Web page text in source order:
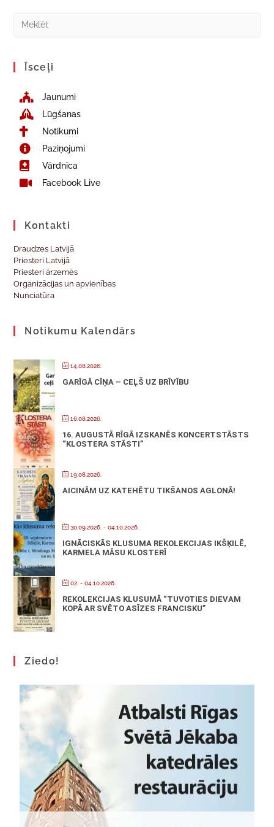
Īsceļi
Jaunumi
Lūgšanas
Notikumi
Paziņojumi
Vārdnīca
Facebook Live
Kontakti
Draudzes Latvijā
Priesteri Latvijā
Priesteri ārzemēs
Organizācijas un apvienības
Nunciatūra
Notikumu Kalendārs
14.08.2026.
GARĪGĀ CĪŅA – CEĻŠ UZ BRĪVĪBU
16.08.2026.
16. AUGUSTĀ RĪGĀ IZSKANĒS KONCERTSTĀSTS
“KLOSTERA STĀSTI”
19.08.2026.
AICINĀM UZ KATEHĒTU TIKŠANOS AGLONĀ!
30.09.2026. - 04.10.2026.
IGNĀCISKĀS KLUSUMA REKOLEKCIJAS IKŠĶILĒ,
KARMELA MĀSU KLOSTERĪ
02. - 04.10.2026.
REKOLEKCIJAS KLUSUMĀ “TUVOTIES DIEVAM
KOPĀ AR SVĒTO ASĪZES FRANCISKU”
Ziedo!